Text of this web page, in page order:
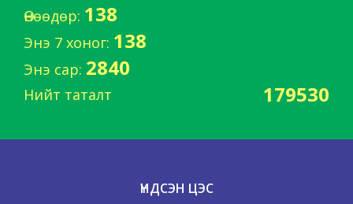
Өнөөдөр: 138
Энэ 7 хоног: 138
Энэ сар: 2840
Нийт таталт 179530
ҮНДСЭН ЦЭС